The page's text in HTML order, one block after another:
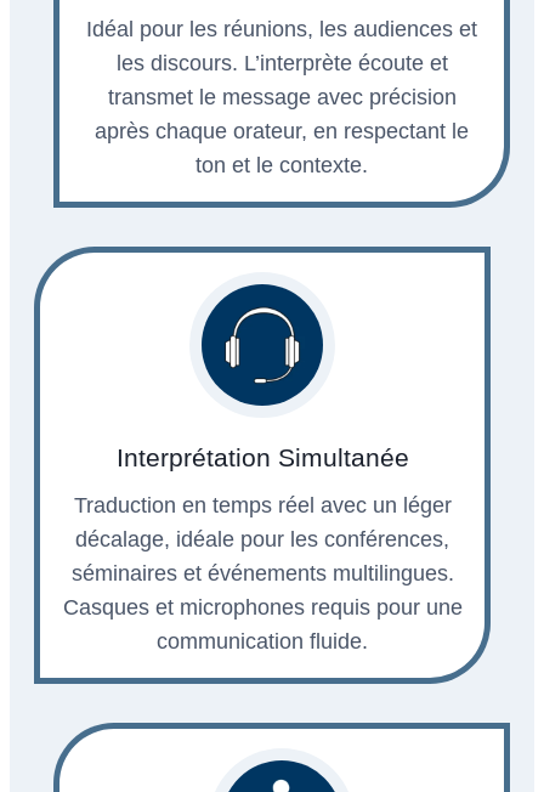
Idéal pour les réunions, les audiences et
les discours. L’interprète écoute et
transmet le message avec précision
après chaque orateur, en respectant le
ton et le contexte.
Interprétation Simultanée
Traduction en temps réel avec un léger
décalage, idéale pour les conférences,
séminaires et événements multilingues.
Casques et microphones requis pour une
communication fluide.